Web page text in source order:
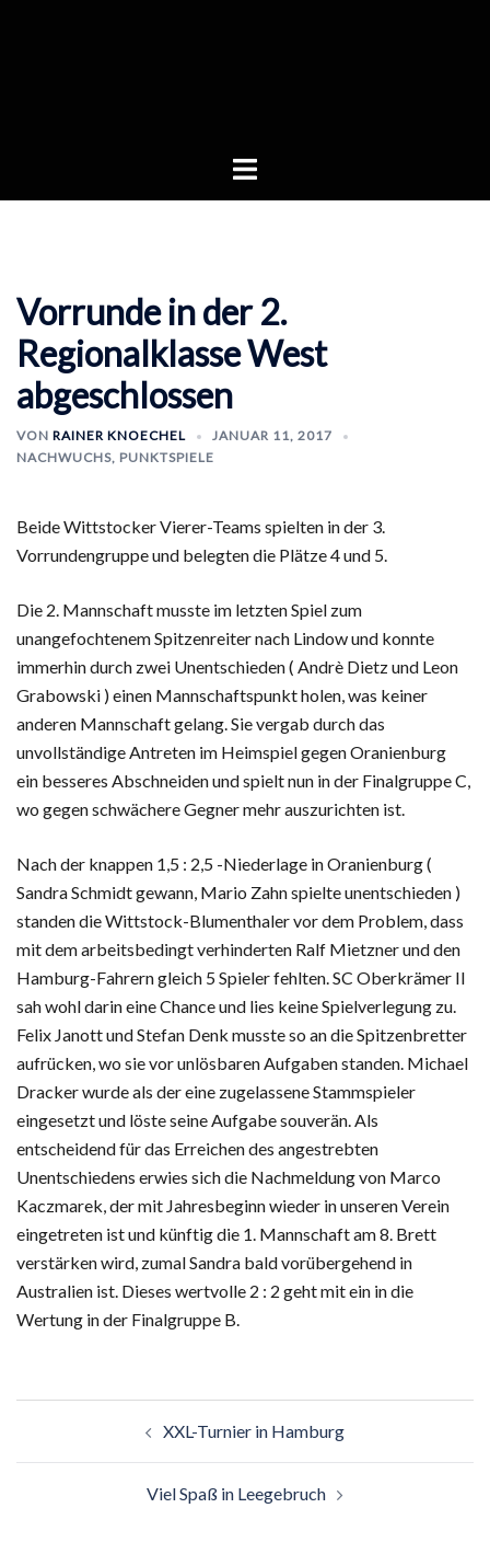
Menü
Vorrunde in der 2.
Regionalklasse West
abgeschlossen
VON RAINER KNOECHEL
JANUAR 11, 2017
NACHWUCHS, PUNKTSPIELE
Beide Wittstocker Vierer-Teams spielten in der 3.
Vorrundengruppe und belegten die Plätze 4 und 5.
Die 2. Mannschaft musste im letzten Spiel zum
unangefochtenem Spitzenreiter nach Lindow und konnte
immerhin durch zwei Unentschieden ( Andrè Dietz und Leon
Grabowski ) einen Mannschaftspunkt holen, was keiner
anderen Mannschaft gelang. Sie vergab durch das
unvollständige Antreten im Heimspiel gegen Oranienburg
ein besseres Abschneiden und spielt nun in der Finalgruppe C,
wo gegen schwächere Gegner mehr auszurichten ist.
Nach der knappen 1,5 : 2,5 -Niederlage in Oranienburg (
Sandra Schmidt gewann, Mario Zahn spielte unentschieden )
standen die Wittstock-Blumenthaler vor dem Problem, dass
mit dem arbeitsbedingt verhinderten Ralf Mietzner und den
Hamburg-Fahrern gleich 5 Spieler fehlten. SC Oberkrämer II
sah wohl darin eine Chance und lies keine Spielverlegung zu.
Felix Janott und Stefan Denk musste so an die Spitzenbretter
aufrücken, wo sie vor unlösbaren Aufgaben standen. Michael
Dracker wurde als der eine zugelassene Stammspieler
eingesetzt und löste seine Aufgabe souverän. Als
entscheidend für das Erreichen des angestrebten
Unentschiedens erwies sich die Nachmeldung von Marco
Kaczmarek, der mit Jahresbeginn wieder in unseren Verein
eingetreten ist und künftig die 1. Mannschaft am 8. Brett
verstärken wird, zumal Sandra bald vorübergehend in
Australien ist. Dieses wertvolle 2 : 2 geht mit ein in die
Wertung in der Finalgruppe B.
XXL-Turnier in Hamburg
Viel Spaß in Leegebruch